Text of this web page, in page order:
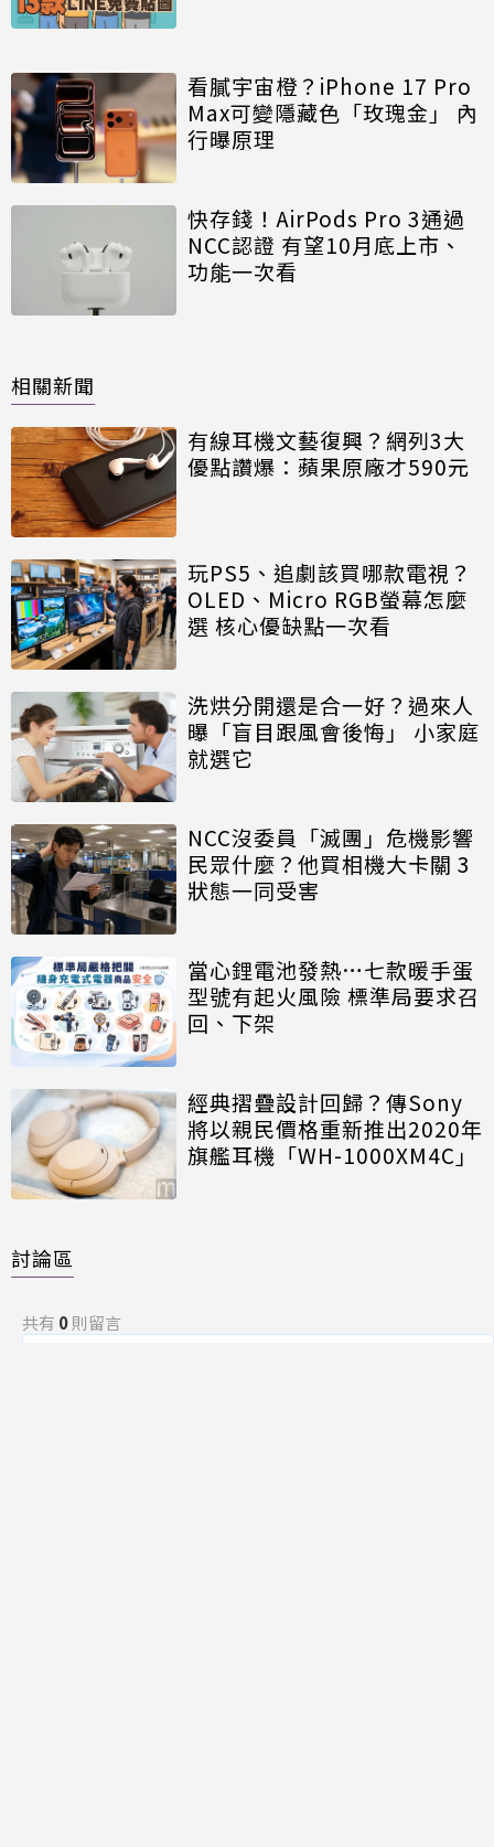
看膩宇宙橙？iPhone 17 Pro
Max可變隱藏色「玫瑰金」 內
行曝原理
快存錢！AirPods Pro 3通過
NCC認證 有望10月底上市、
功能一次看
相關新聞
有線耳機文藝復興？網列3大
優點讚爆：蘋果原廠才590元
玩PS5、追劇該買哪款電視？
OLED、Micro RGB螢幕怎麼
選 核心優缺點一次看
洗烘分開還是合一好？過來人
曝「盲目跟風會後悔」 小家庭
就選它
NCC沒委員「滅團」危機影響
民眾什麼？他買相機大卡關 3
狀態一同受害
當心鋰電池發熱…七款暖手蛋
型號有起火風險 標準局要求召
回、下架
經典摺疊設計回歸？傳Sony
將以親民價格重新推出2020年
旗艦耳機「WH-1000XM4C」
討論區
共有 0則留言